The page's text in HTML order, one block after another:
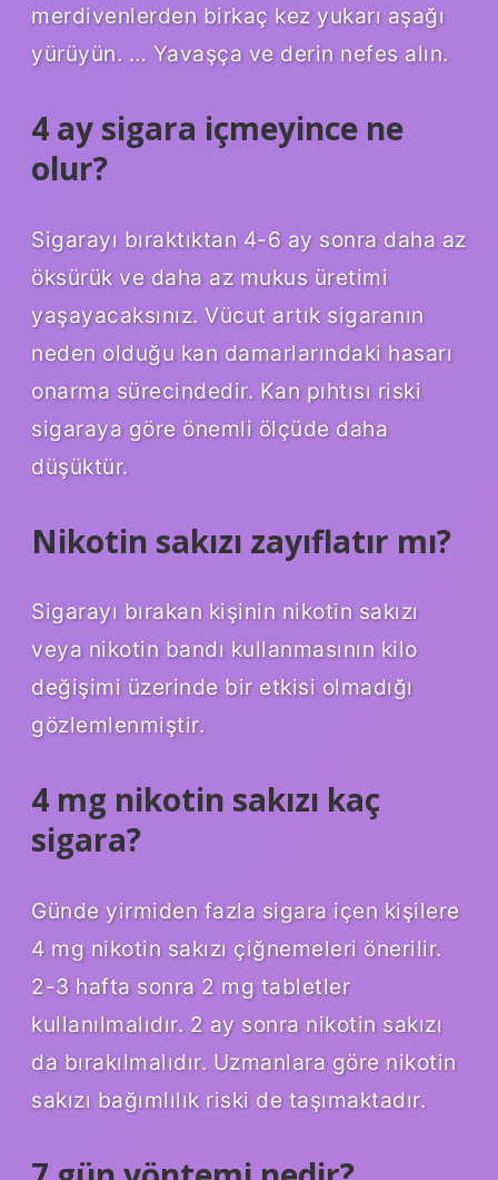
merdivenlerden birkaç kez yukarı aşağı
yürüyün. … Yavaşça ve derin nefes alın.
4 ay sigara içmeyince ne
olur?
Sigarayı bıraktıktan 4-6 ay sonra daha az
öksürük ve daha az mukus üretimi
yaşayacaksınız. Vücut artık sigaranın
neden olduğu kan damarlarındaki hasarı
onarma sürecindedir. Kan pıhtısı riski
sigaraya göre önemli ölçüde daha
düşüktür.
Nikotin sakızı zayıflatır mı?
Sigarayı bırakan kişinin nikotin sakızı
veya nikotin bandı kullanmasının kilo
değişimi üzerinde bir etkisi olmadığı
gözlemlenmiştir.
4 mg nikotin sakızı kaç
sigara?
Günde yirmiden fazla sigara içen kişilere
4 mg nikotin sakızı çiğnemeleri önerilir.
2-3 hafta sonra 2 mg tabletler
kullanılmalıdır. 2 ay sonra nikotin sakızı
da bırakılmalıdır. Uzmanlara göre nikotin
sakızı bağımlılık riski de taşımaktadır.